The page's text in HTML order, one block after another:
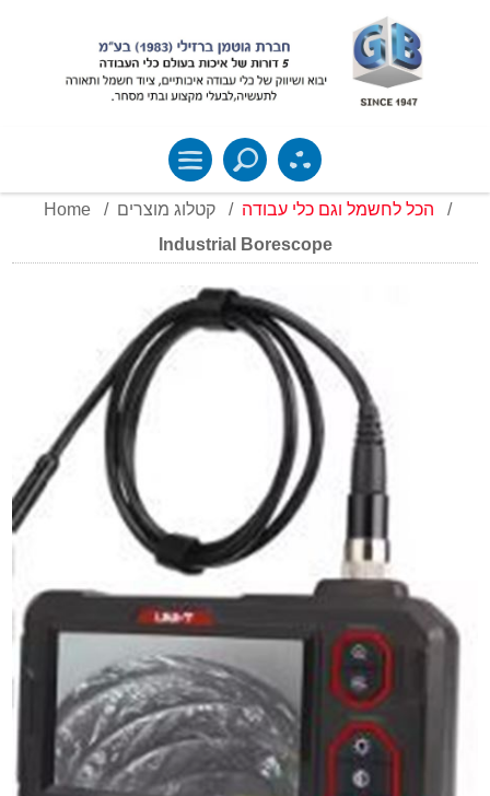
Home / קטלוג מוצרים / הכל לחשמל וגם כלי עבודה
/
Industrial Borescope